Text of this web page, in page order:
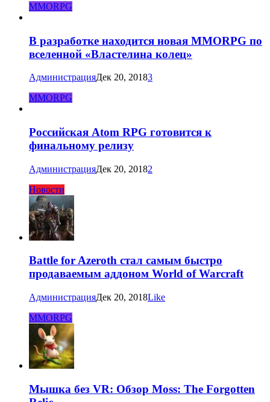
MMORPG
В разработке находится новая MMORPG по
вселенной «Властелина колец»
АдминистрацияДек 20, 20183
MMORPG
Российская Atom RPG готовится к
финальному релизу
АдминистрацияДек 20, 20182
Новости
Battle for Azeroth стал самым быстро
продаваемым аддоном World of Warcraft
АдминистрацияДек 20, 2018Like
MMORPG
Мышка без VR: Обзор Moss: The Forgotten